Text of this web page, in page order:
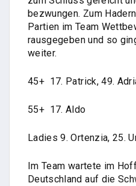
bezwungen. Zum
Partien im Team
rausgegeben und so
weiter.
45+ 17. Patrick, 49.
55+ 17. Aldo
Ladies 9. Ortenzia, 25.
Im Team wartete im
Deutschland auf die